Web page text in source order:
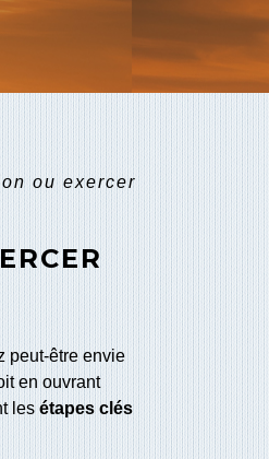
ou exercer
peut-être envie
en ouvrant
les étapes clés